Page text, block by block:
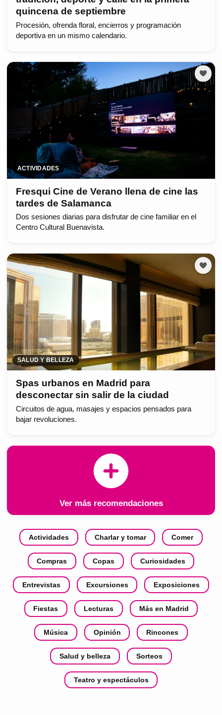
quincena de septiembre
Procesión, ofrenda floral, encierros y programación
deportiva en un mismo calendario.
ACTIVIDADES
Fresqui Cine de Verano llena de cine las
tardes de Salamanca
Dos sesiones diarias para disfrutar de cine familiar en el
Centro Cultural Buenavista.
SALUD Y BELLEZA
Spas urbanos en Madrid para
desconectar sin salir de la ciudad
Circuitos de agua, masajes y espacios pensados para
bajar revoluciones.
Ver más recomendaciones
Actividades Charlar y tomar Comer
Compras Copas Curiosidades
Entrevistas Excursiones Exposiciones
Fiestas Lecturas Más en Madrid
Música Opinión Rincones
Salud y belleza Sorteos
Teatro y espectáculos